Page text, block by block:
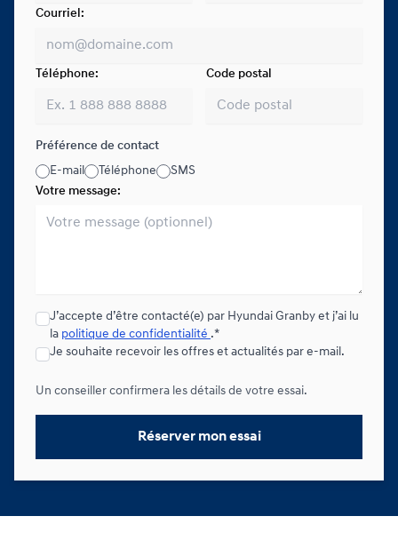
Courriel:
Téléphone: Code postal
Préférence de contact
E-mail
Téléphone
SMS
Votre message:
J’accepte d’être contacté(e) par Hyundai Granby et j’ai lu
la politique de confidentialité .*
Je souhaite recevoir les offres et actualités par e-mail.
Un conseiller confirmera les détails de votre essai.
Réserver mon essai